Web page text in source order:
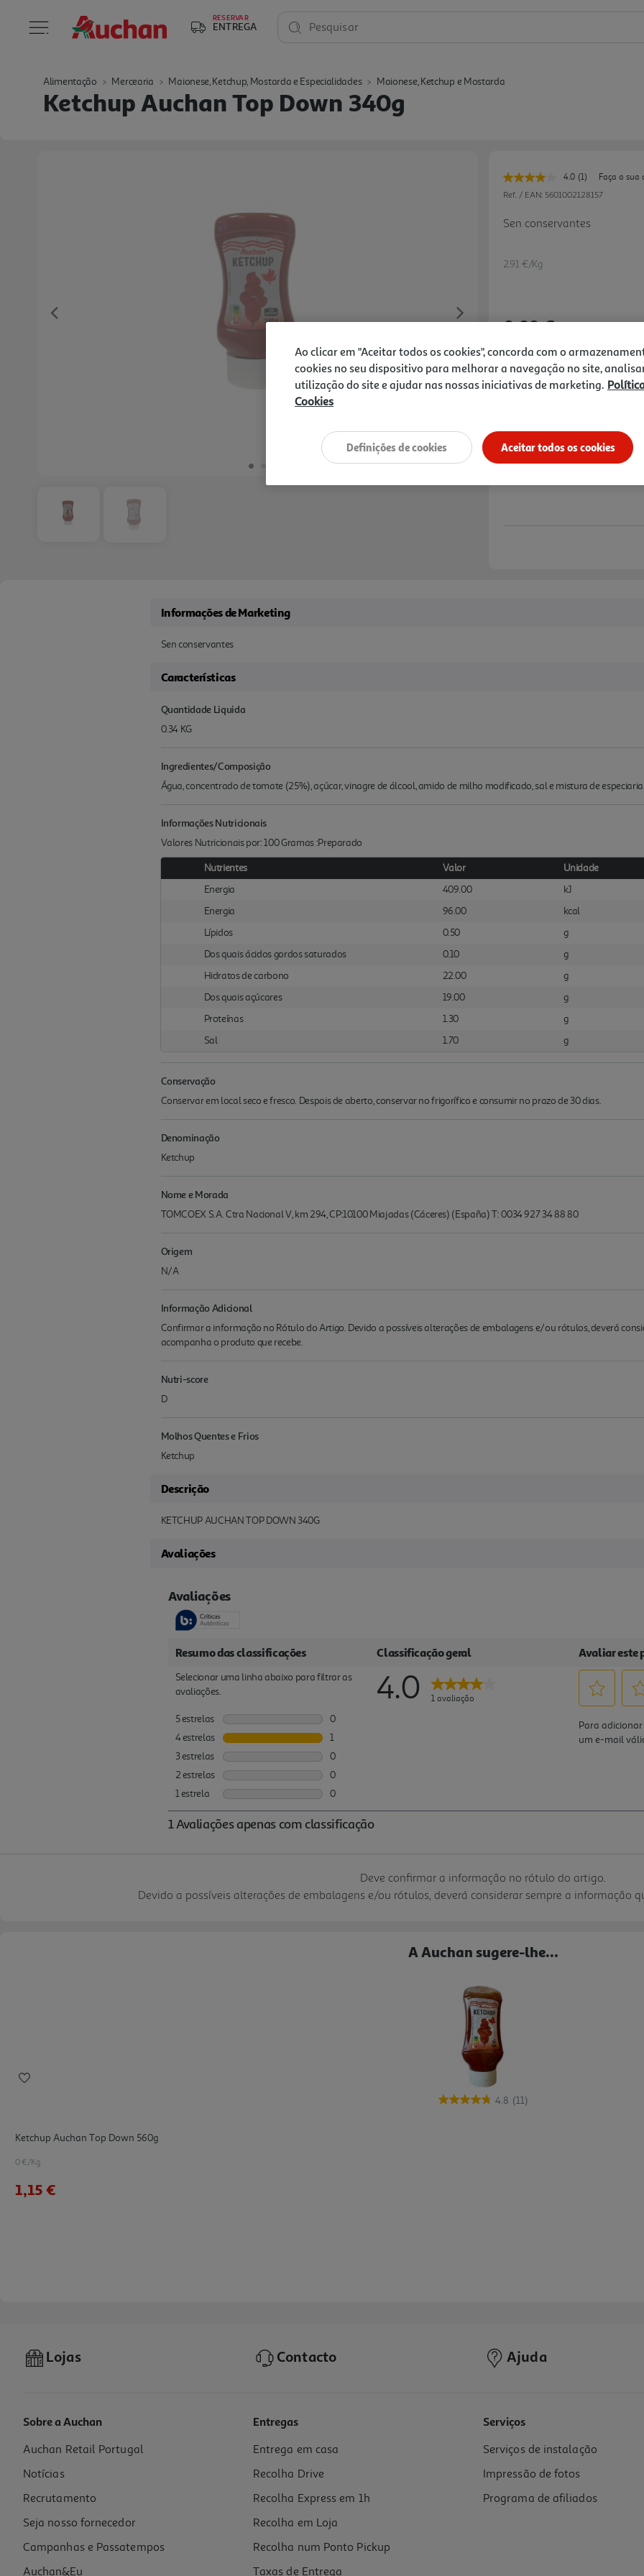
RESERVAR
ENTREGA Pesquisar
Alimentação Mercearia Maionese, Ketchup, Mostarda e Especialidades Maionese, Ketchup e Mostarda
Ketchup Auchan Top Down 340g
Previous Next
4.0 Leu
uma
Link
para
(1)
Faça a sua
Ref. / EAN: 5601002128157
Sen conservantes
2.91 €/Kg
0,99 €
Notas de preparação
Informações de Marketing
Sen conservantes
Características
Quantidade Liquida
0.34 KG
Ingredientes/Composição
Água, concentrado de tomate (25%), açúcar, vinagre de álcool, amido de milho modificado, sal e mistura de
Informações Nutricionais
Valores Nutricionais por: 100 Gramas :Preparado
Nutrientes Valor
Unidade
Energia
409.00
kJ
Energia
96.00
kcal
Lípidos
0.50
g
Dos quais ácidos gordos saturados
0.10
g
Hidratos de carbono
22.00
g
Dos quais açúcares
19.00
g
Proteínas
1.30
g
Sal
1.70 g
Conservação
Conservar em local seco e fresco. Despois de aberto, conservar no frigorífico e consumir no prazo de 30 dias.
Denominação
Ketchup
Nome e Morada
TOMCOEX S.A. Ctra Nacional V, km 294, CP:10100 Miajadas (Cáceres) (España) T: 0034 927 34 88 80
Origem
N/A
Informação Adicional
Confirmar a informação no Rótulo do Artigo. Devido a possíveis alterações de embalagens e/ou rótulos, deverá
acompanha o produto que recebe.
Nutri-score
D
Molhos Quentes e Frios
Ketchup
Descrição
KETCHUP AUCHAN TOP DOWN 340G
Avaliações
Deve confirmar a informação no rótulo do artigo.
Devido a possíveis alterações de embalagens e/ou rótulos, deverá considerar sempre a informação
A Auchan sugere-lhe...
4.8 (11)
Ketchup Auchan Top Down 560g
0 €/Kg
1,15 €
Ketchup Auchan Picante 340g
3.21 €/Kg
1,09 €
Lojas Contacto Ajuda
Sobre a Auchan
Auchan Retail Portugal
Notícias
Recrutamento
Seja nosso fornecedor
Campanhas e Passatempos
Auchan&Eu
Entregas
Entrega em casa
Recolha Drive
Recolha Express em 1h
Recolha em Loja
Recolha num Ponto Pickup
Taxas de Entrega
Serviços
Serviços de instalação
Impressão de fotos
Programa de afiliados
Ao clicar em "Aceitar todos os cookies", concorda com o
cookies no seu dispositivo para melhorar a navegação no site,
utilização do site e ajudar nas nossas iniciativas de marketing.
Cookies
Aceitar todos os cookies
Definições de cookies